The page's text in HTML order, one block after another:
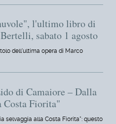
l'ultimo libro di
sabato 1 agosto
dell'ultima opera di Marco
di Camaiore – Dalla
Costa Fiorita"
selvaggia alla Costa Fiorita": questo